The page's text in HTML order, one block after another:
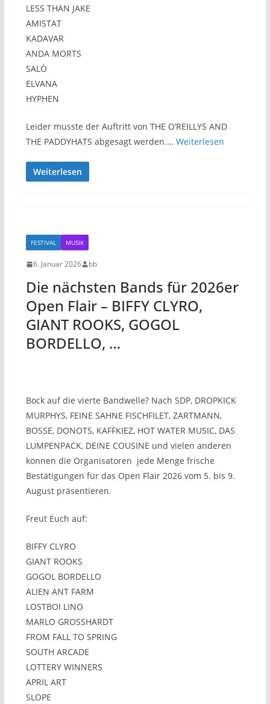
LESS THAN JAKE
AMISTAT
KADAVAR
ANDA MORTS
SALÒ
ELVANA
HYPHEN
Leider musste der Auftritt von THE O’REILLYS AND
THE PADDYHATS abgesagt werden.… Weiterlesen
Weiterlesen
FESTIVAL MUSIK
6. Januar 2026 bb
Die nächsten Bands für 2026er
Open Flair – BIFFY CLYRO,
GIANT ROOKS, GOGOL
BORDELLO, …
Bock auf die vierte Bandwelle? Nach SDP, DROPKICK
MURPHYS, FEINE SAHNE FISCHFILET, ZARTMANN,
BOSSE, DONOTS, KAFFKIEZ, HOT WATER MUSIC, DAS
LUMPENPACK, DEINE COUSINE und vielen anderen
können die Organisatoren jede Menge frische
Bestätigungen für das Open Flair 2026 vom 5. bis 9.
August präsentieren.
Freut Euch auf:
BIFFY CLYRO
GIANT ROOKS
GOGOL BORDELLO
ALIEN ANT FARM
LOSTBOI LINO
MARLO GROSSHARDT
FROM FALL TO SPRING
SOUTH ARCADE
LOTTERY WINNERS
APRIL ART
SLOPE